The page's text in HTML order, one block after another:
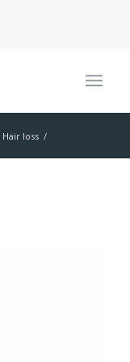
Hair loss /